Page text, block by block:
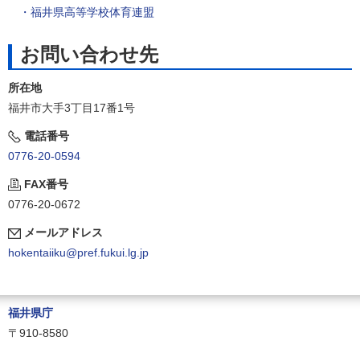
・ 福井県高等学校体育連盟
お問い合わせ先
所在地
福井市大手3丁目17番1号
電話番号
0776-20-0594
FAX番号
0776-20-0672
メールアドレス
hokentaiiku@pref.fukui.lg.jp
福井県庁
〒910-8580